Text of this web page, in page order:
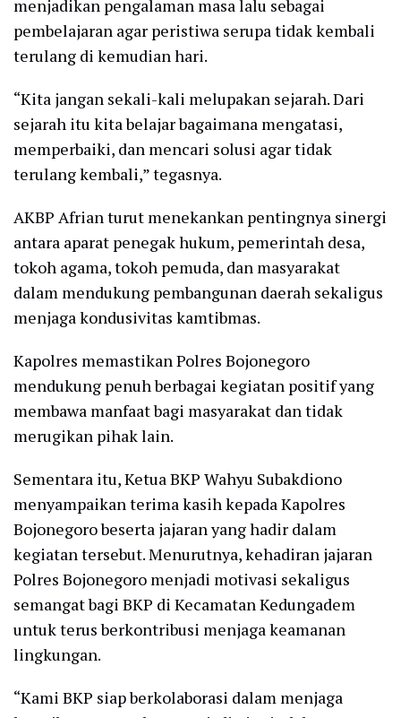
menjadikan pengalaman masa lalu sebagai
pembelajaran agar peristiwa serupa tidak kembali
terulang di kemudian hari.
“Kita jangan sekali-kali melupakan sejarah. Dari
sejarah itu kita belajar bagaimana mengatasi,
memperbaiki, dan mencari solusi agar tidak
terulang kembali,” tegasnya.
AKBP Afrian turut menekankan pentingnya sinergi
antara aparat penegak hukum, pemerintah desa,
tokoh agama, tokoh pemuda, dan masyarakat
dalam mendukung pembangunan daerah sekaligus
menjaga kondusivitas kamtibmas.
Kapolres memastikan Polres Bojonegoro
mendukung penuh berbagai kegiatan positif yang
membawa manfaat bagi masyarakat dan tidak
merugikan pihak lain.
Sementara itu, Ketua BKP Wahyu Subakdiono
menyampaikan terima kasih kepada Kapolres
Bojonegoro beserta jajaran yang hadir dalam
kegiatan tersebut. Menurutnya, kehadiran jajaran
Polres Bojonegoro menjadi motivasi sekaligus
semangat bagi BKP di Kecamatan Kedungadem
untuk terus berkontribusi menjaga keamanan
lingkungan.
“Kami BKP siap berkolaborasi dalam menjaga